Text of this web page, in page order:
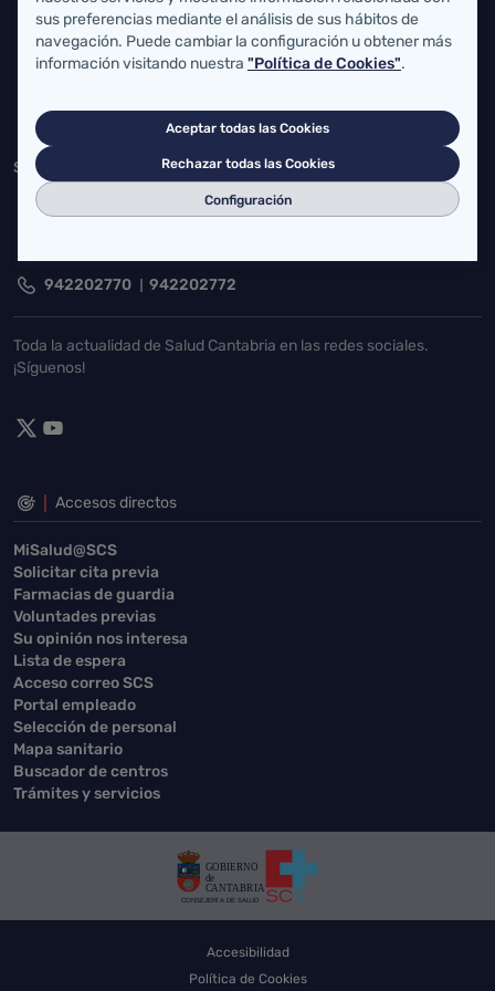
Federico Vial 13, 39009 Santander, Cantabria
atencionusuario@cantabria.es
942208130 942395562
Servicio Cántabro de Salud
Cardenal Herrera Oria, S/N 39011 Santander, Cantabria
942202770 942202772
Toda la actualidad de Salud Cantabria en las redes sociales.
¡Síguenos!
Accesos directos
MiSalud@SCS
Solicitar cita previa
Farmacias de guardia
Voluntades previas
Su opinión nos interesa
Lista de espera
Acceso correo SCS
Portal empleado
Selección de personal
Mapa sanitario
Buscador de centros
Trámites y servicios
Accesibilidad
Política de Cookies
sus preferencias mediante el análisis de sus hábitos de
navegación. Puede cambiar la configuración u obtener más
información visitando nuestra "Política de Cookies".
Aceptar todas las Cookies
Rechazar todas las Cookies
Configuración